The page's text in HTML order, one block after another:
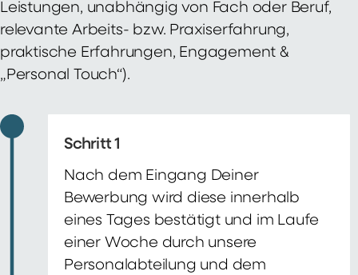
Leistungen, unabhängig von Fach oder Beruf,
relevante Arbeits- bzw. Praxiserfahrung,
praktische Erfahrungen, Engagement &
„Personal Touch“).
Schritt 1
Nach dem Eingang Deiner
Bewerbung wird diese innerhalb
eines Tages bestätigt und im Laufe
einer Woche durch unsere
Personalabteilung und dem